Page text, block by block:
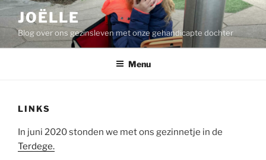
Ga
inhoud
JOËLLE
Blog over ons gezinsleven met onze gehandicapte dochter
Menu
LINKS
In juni 2020 stonden we met ons gezinnetje in de
Terdege.